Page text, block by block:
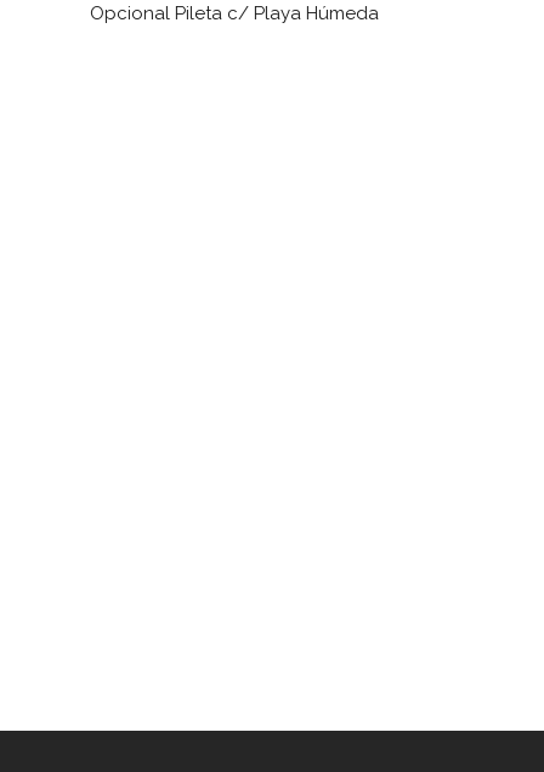
Opcional Pileta c/ Playa Húmeda